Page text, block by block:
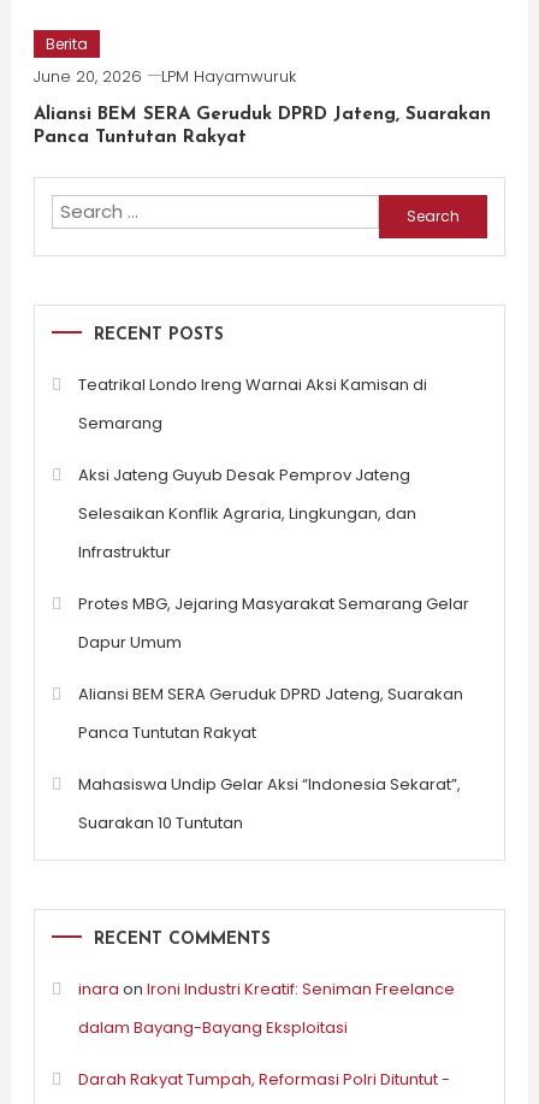
Berita
June 20, 2026 LPM Hayamwuruk
Aliansi BEM SERA Geruduk DPRD Jateng, Suarakan
Panca Tuntutan Rakyat
Search
for:
RECENT POSTS
Teatrikal Londo Ireng Warnai Aksi Kamisan di
Semarang
Aksi Jateng Guyub Desak Pemprov Jateng
Selesaikan Konflik Agraria, Lingkungan, dan
Infrastruktur
Protes MBG, Jejaring Masyarakat Semarang Gelar
Dapur Umum
Aliansi BEM SERA Geruduk DPRD Jateng, Suarakan
Panca Tuntutan Rakyat
Mahasiswa Undip Gelar Aksi “Indonesia Sekarat”,
Suarakan 10 Tuntutan
RECENT COMMENTS
inara on Ironi Industri Kreatif: Seniman Freelance
dalam Bayang-Bayang Eksploitasi
Darah Rakyat Tumpah, Reformasi Polri Dituntut -